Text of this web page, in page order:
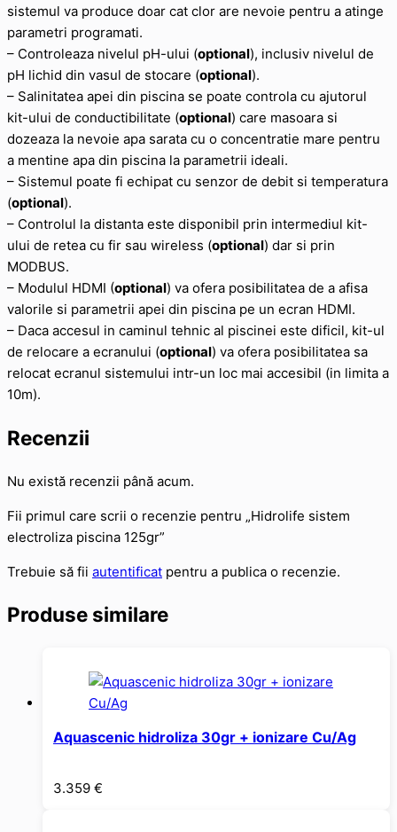
sistemul va produce doar cat clor are nevoie pentru a atinge
parametri programati.
– Controleaza nivelul pH-ului (optional), inclusiv nivelul de
pH lichid din vasul de stocare (optional).
– Salinitatea apei din piscina se poate controla cu ajutorul
kit-ului de conductibilitate (optional) care masoara si
dozeaza la nevoie apa sarata cu o concentratie mare pentru
a mentine apa din piscina la parametrii ideali.
– Sistemul poate fi echipat cu senzor de debit si temperatura
(optional).
– Controlul la distanta este disponibil prin intermediul kit-
ului de retea cu fir sau wireless (optional) dar si prin
MODBUS.
– Modulul HDMI (optional) va ofera posibilitatea de a afisa
valorile si parametrii apei din piscina pe un ecran HDMI.
– Daca accesul in caminul tehnic al piscinei este dificil, kit-ul
de relocare a ecranului (optional) va ofera posibilitatea sa
relocat ecranul sistemului intr-un loc mai accesibil (in limita a
10m).
Recenzii
Nu există recenzii până acum.
Fii primul care scrii o recenzie pentru „Hidrolife sistem
electroliza piscina 125gr”
Trebuie să fii autentificat pentru a publica o recenzie.
Produse similare
Aquascenic hidroliza 30gr + ionizare Cu/Ag
3.359 €